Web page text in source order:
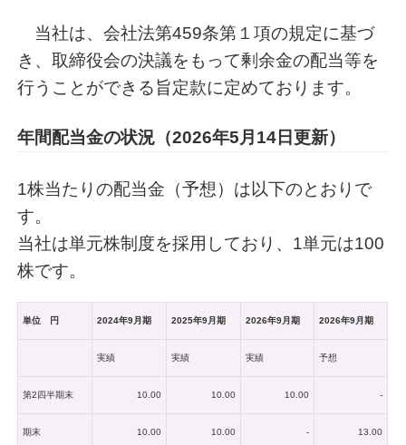
当社は、会社法第459条第１項の規定に基づ
き、取締役会の決議をもって剰余金の配当等を
行うことができる旨定款に定めております。
年間配当金の状況（2026年5月14日更新）
1株当たりの配当金（予想）は以下のとおりで
す。
当社は単元株制度を採用しており、1単元は100
株です。
単位 円 2024年9月期 2025年9月期 2026年9月期 2026年9月期
実績 実績 実績 予想
第2四半期末 10.00 10.00 10.00 -
期末 10.00 10.00 - 13.00